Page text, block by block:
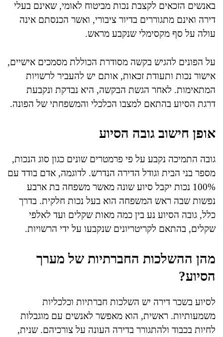
באנשים הזכאים לקצבת נכות מביטוח לאומי, שאינם בעלי
דירה ואינם מתגוררים בדיור ציבורי, ואשר הכנסתם אינה
עולה על סף מקסימלי שנקבע מראש.
על הפונים להגיש בקשה מסודרת הכוללת מסמכים אישיים,
אישור נכות ותעודת זכאות, אותם יש להעביר לרשויות
המתאימות. לאחר הגשת הבקשה, היא נבדקת ונקבעת
דרגת הסיוע בהתאם למצבו הכלכלי והמשפחתי של הפונה.
אופן חישוב גובה הסיוע
גובה התמיכה נקבע על פי פרמטרים שונים כגון סוג הנכות,
מספר בני הבית וגודל הדירה הנדרש. לדוגמה, אדם בודד עם
100% נכות יקבל סיוע שונה מאשר משפחה בת ארבע
נפשות שבה ראש המשפחה הוא בעל נכות חלקית. בדרך
כלל, גובה הסיוע נע בין כמה מאות שקלים ועד לאלפי
שקלים, בהתאם לקריטריונים שנקבעו על ידי הרשויות.
מהן ההשלכות החברתיות של מערך
הסיוע?
לסיוע בשכר דירה יש השלכות חברתיות וכלכליות
משמעותיות. ראשית, הוא מאפשר לאנשים עם מוגבלות
לחיות בכבוד ולהתגורר בדירה העונה על צורכיהם. שנית,